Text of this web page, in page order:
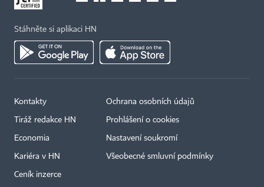
Stáhněte si aplikaci HN
Kontakty
Tiráž redakce HN
Economia
Kariéra v HN
Ceník inzerce
Ochrana osobních údajů
Prohlášení o cookies
Nastavení soukromí
Všeobecné smluvní podmínky